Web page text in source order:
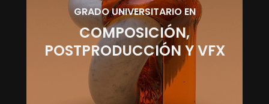
GRADO UNIVERSITARIO EN
COMPOSICIÓN,
POSTPRODUCCIÓN Y VFX